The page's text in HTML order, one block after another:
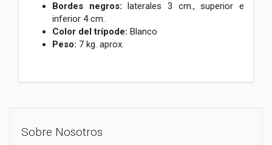
Bordes negros: laterales 3 cm., superior e
inferior 4 cm.
Color del trípode: Blanco
Peso: 7 kg. aprox.
Sobre Nosotros